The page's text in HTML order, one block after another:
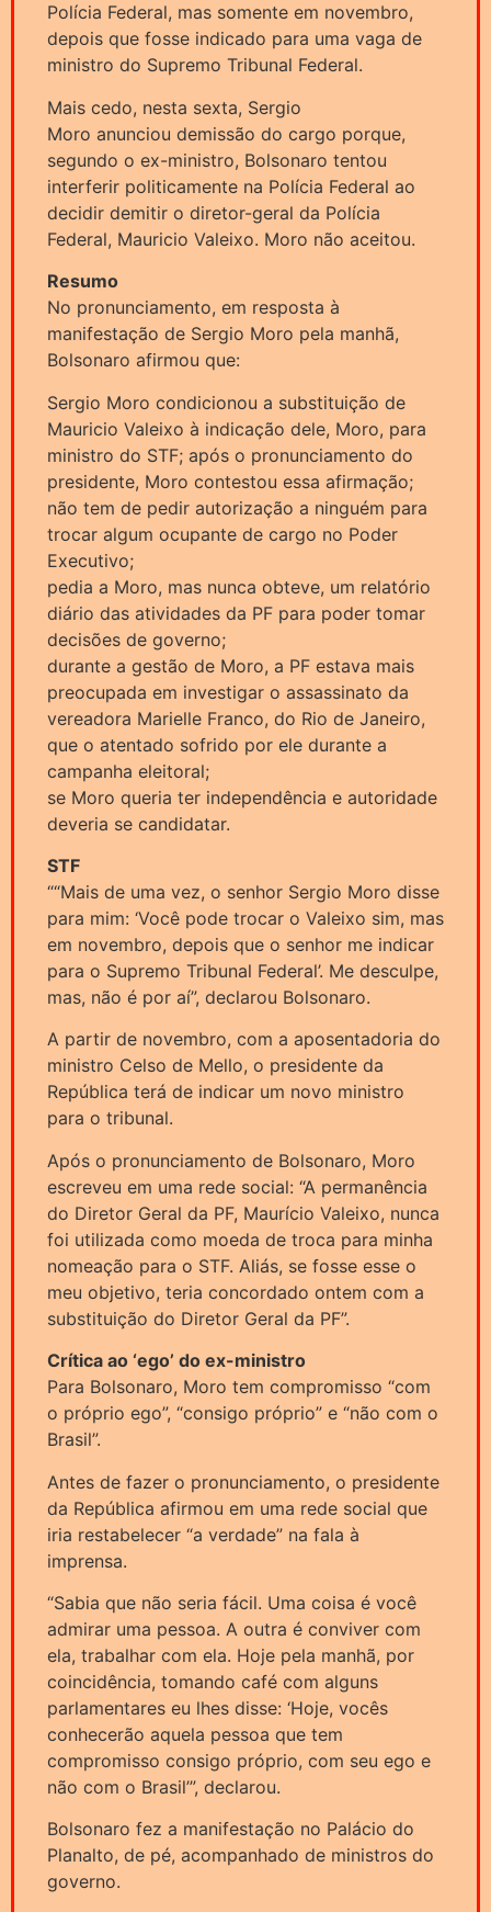
Polícia Federal, mas somente em novembro,
depois que fosse indicado para uma vaga de
ministro do Supremo Tribunal Federal.
Mais cedo, nesta sexta, Sergio
Moro anunciou demissão do cargo porque,
segundo o ex-ministro, Bolsonaro tentou
interferir politicamente na Polícia Federal ao
decidir demitir o diretor-geral da Polícia
Federal, Mauricio Valeixo. Moro não aceitou.
Resumo
No pronunciamento, em resposta à
manifestação de Sergio Moro pela manhã,
Bolsonaro afirmou que:
Sergio Moro condicionou a substituição de
Mauricio Valeixo à indicação dele, Moro, para
ministro do STF; após o pronunciamento do
presidente, Moro contestou essa afirmação;
não tem de pedir autorização a ninguém para
trocar algum ocupante de cargo no Poder
Executivo;
pedia a Moro, mas nunca obteve, um relatório
diário das atividades da PF para poder tomar
decisões de governo;
durante a gestão de Moro, a PF estava mais
preocupada em investigar o assassinato da
vereadora Marielle Franco, do Rio de Janeiro,
que o atentado sofrido por ele durante a
campanha eleitoral;
se Moro queria ter independência e autoridade
deveria se candidatar.
STF
““Mais de uma vez, o senhor Sergio Moro disse
para mim: ‘Você pode trocar o Valeixo sim, mas
em novembro, depois que o senhor me indicar
para o Supremo Tribunal Federal’. Me desculpe,
mas, não é por aí”, declarou Bolsonaro.
A partir de novembro, com a aposentadoria do
ministro Celso de Mello, o presidente da
República terá de indicar um novo ministro
para o tribunal.
Após o pronunciamento de Bolsonaro, Moro
escreveu em uma rede social: “A permanência
do Diretor Geral da PF, Maurício Valeixo, nunca
foi utilizada como moeda de troca para minha
nomeação para o STF. Aliás, se fosse esse o
meu objetivo, teria concordado ontem com a
substituição do Diretor Geral da PF”.
Crítica ao ‘ego’ do ex-ministro
Para Bolsonaro, Moro tem compromisso “com
o próprio ego”, “consigo próprio” e “não com o
Brasil”.
Antes de fazer o pronunciamento, o presidente
da República afirmou em uma rede social que
iria restabelecer “a verdade” na fala à
imprensa.
“Sabia que não seria fácil. Uma coisa é você
admirar uma pessoa. A outra é conviver com
ela, trabalhar com ela. Hoje pela manhã, por
coincidência, tomando café com alguns
parlamentares eu lhes disse: ‘Hoje, vocês
conhecerão aquela pessoa que tem
compromisso consigo próprio, com seu ego e
não com o Brasil’”, declarou.
Bolsonaro fez a manifestação no Palácio do
Planalto, de pé, acompanhado de ministros do
governo.